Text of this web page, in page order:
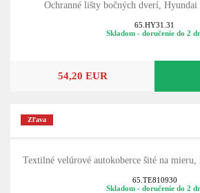
Ochranné lišty bočných dverí,
65.HY31.31
Skladom - doručenie do 2
54,20 EUR
Zľava
Textilné velúrové autokoberce šité na
65.TE810930
Skladom - doručenie do 2